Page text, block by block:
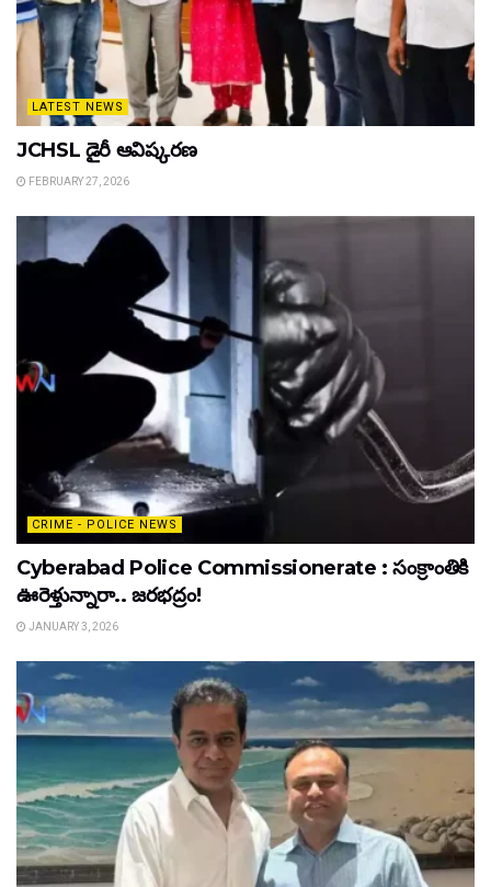
LATEST NEWS
JCHSL డైరీ ఆవిష్కరణ
FEBRUARY 27, 2026
CRIME - POLICE NEWS
Cyberabad Police Commissionerate : సంక్రాంతికి
ఊరెళ్తున్నారా.. జరభద్రం!
JANUARY 3, 2026